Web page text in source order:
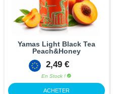
Yamas Light Black Tea
Peach&Honey
2,49 €
En Stock !
ACHETER